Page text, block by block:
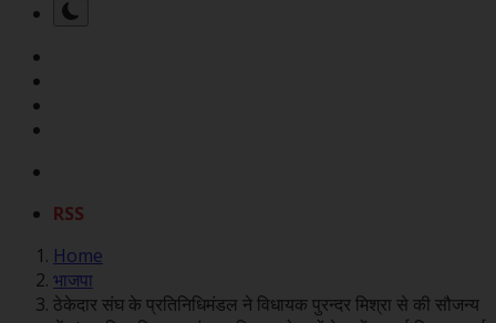
RSS
Home
भाजपा
ठेकेदार संघ के प्रतिनिधिमंडल ने विधायक पुरन्दर मिश्रा से की सौजन्य